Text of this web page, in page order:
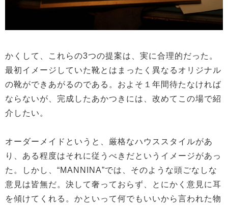
かくして、これらの3つの提案は、実に合理的だった。
最初イメージしていた靴とはまったく異なるオリジナル
の靴ができあがるのである。およそ１年間待たなければ
ならないが、完成したあかつきには、改めてこの場で紹
介したい。
オーダーメイドというと、厳格なハウススタイルがあ
り、ある程度はそれに従うべきだというイメージがあっ
た。しかし、“MANNINA”では、そのような頭ごなしな
意見は皆無だ。決して奢っておらず、とにかく意見に耳
を傾けてくれる。かといって何でもいいから言われた物